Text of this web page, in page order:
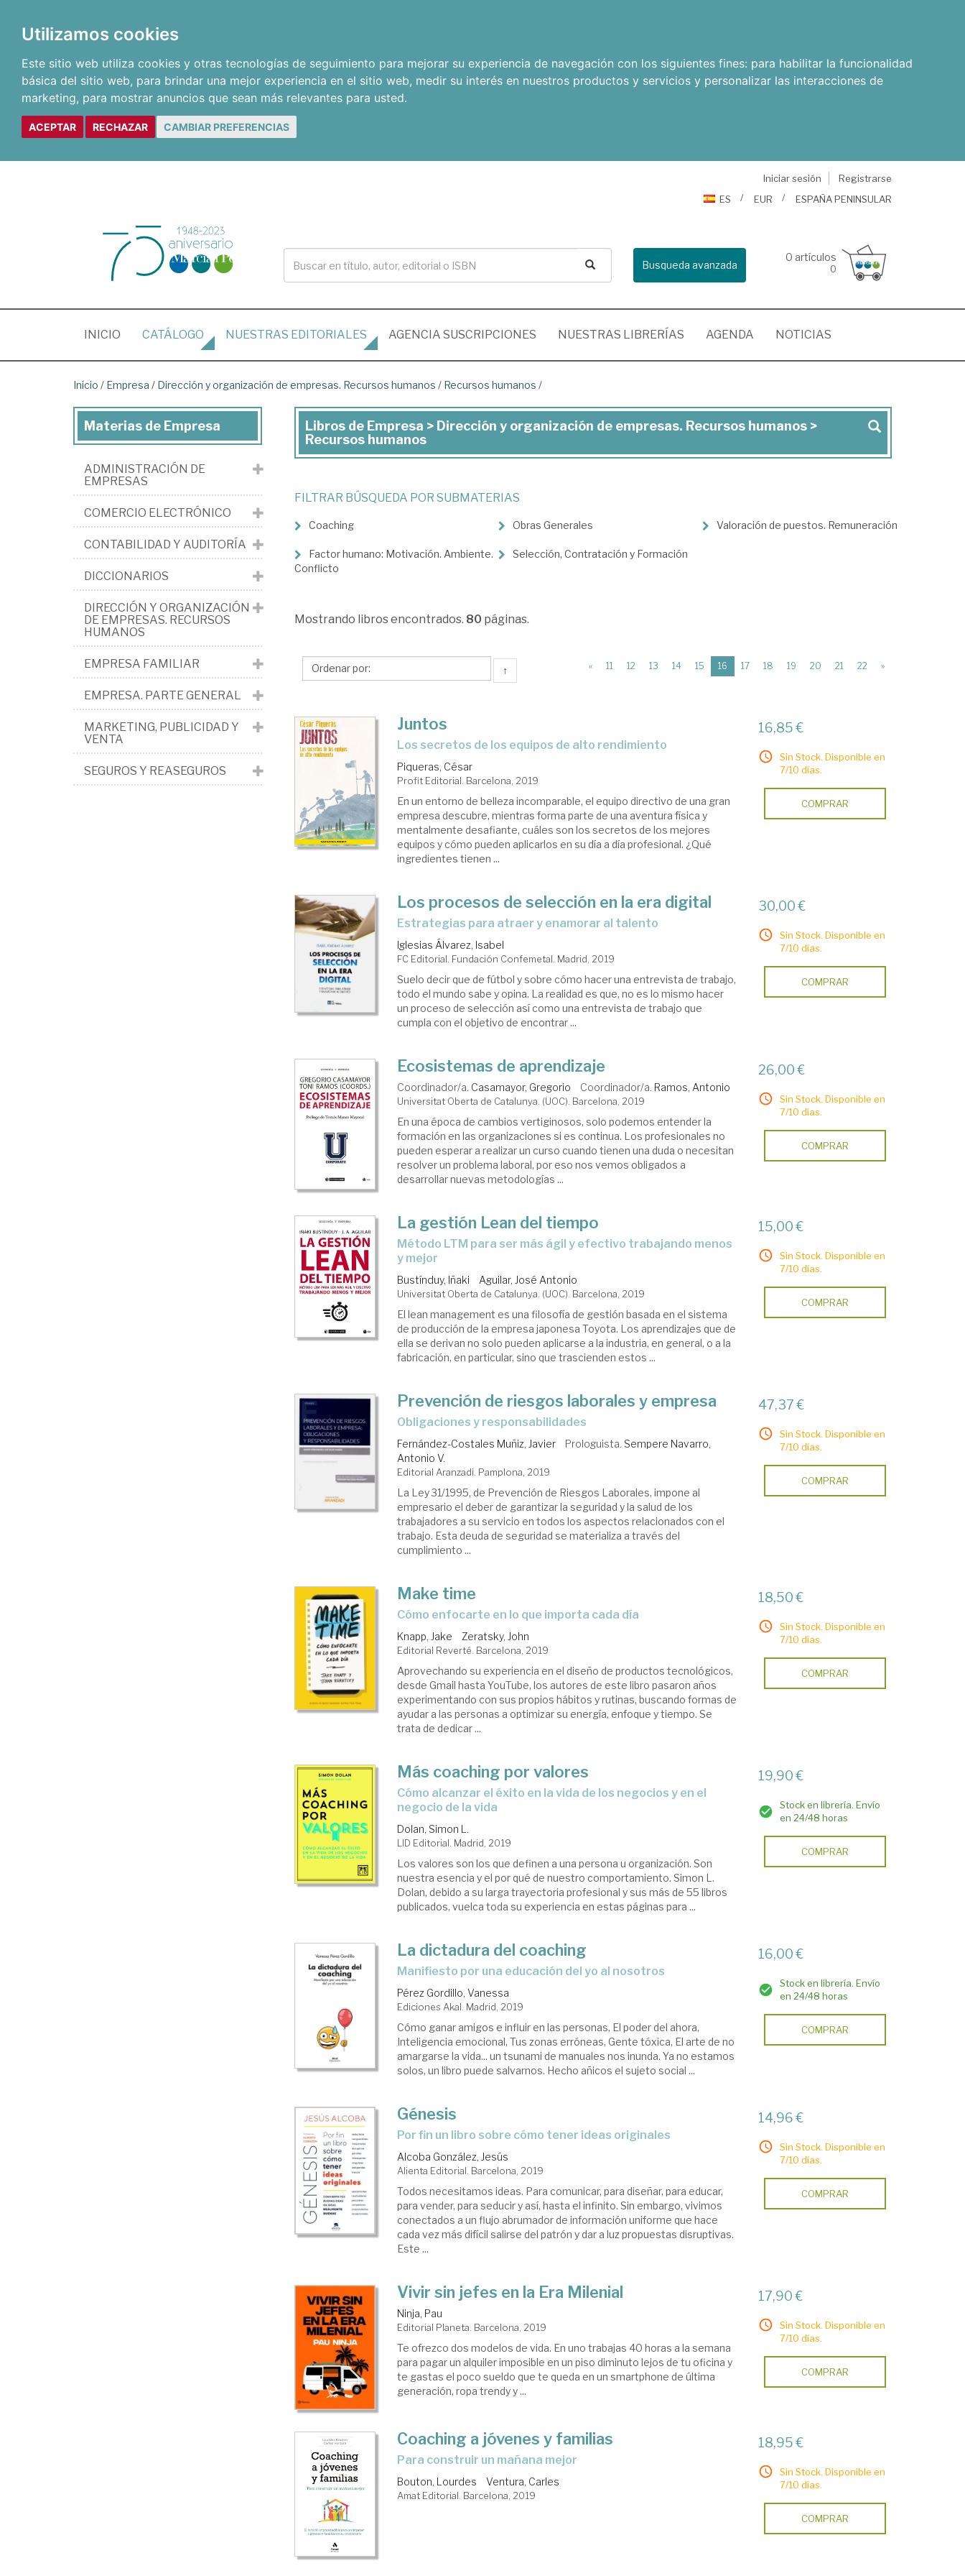
Utilizamos cookies
Este sitio web utiliza cookies y otras tecnologías de seguimiento para mejorar su experiencia de navegación con los siguientes fines: para habilitar la funcionalidad
básica del sitio web, para brindar una mejor experiencia en el sitio web, medir su interés en nuestros productos y servicios y personalizar las interacciones de
marketing, para mostrar anuncios que sean más relevantes para usted.
ACEPTAR RECHAZAR CAMBIAR PREFERENCIAS
Iniciar sesión
Registrarse
ES
EUR ESPAÑA PENINSULAR
Busqueda avanzada
0 artículos
0
INICIO (CURRENT)
CATÁLOGO NUESTRAS EDITORIALES AGENCIA SUSCRIPCIONES NUESTRAS LIBRERÍAS AGENDA NOTICIAS
Inicio / Empresa / Dirección y organización de empresas. Recursos humanos / Recursos humanos /
Libros
de
>
Dirección
organización
empresas.
humanos
>
humanos
Libros de Empresa > Dirección y organización de empresas. Recursos humanos >
Recursos humanos
FILTRAR BÚSQUEDA POR SUBMATERIAS
Coaching
Factor humano: Motivación. Ambiente.
Conflicto
Obras Generales
Selección, Contratación y Formación
Valoración de puestos. Remuneración
Mostrando libros encontrados. 80 páginas.
↑ « 11 12 13 14 15 16 (current)
17 18 19 20 21 22 »
Juntos
los secretos de los equipos de alto rendimiento
Piqueras, César
Profit Editorial. Barcelona, 2019
En un entorno de belleza incomparable, el equipo directivo de una gran
empresa descubre, mientras forma parte de una aventura física y
mentalmente desafiante, cuáles son los secretos de los mejores
equipos y cómo pueden aplicarlos en su día a día profesional. ¿Qué
ingredientes tienen ...
16,85 €
Sin Stock. Disponible en
7/10 días.
COMPRAR
Los procesos de selección en la era digital
estrategias para atraer y enamorar al talento
Iglesias Álvarez, Isabel
FC Editorial. Fundación Confemetal. Madrid, 2019
Suelo decir que de fútbol y sobre cómo hacer una entrevista de trabajo,
todo el mundo sabe y opina. La realidad es que, no es lo mismo hacer
un proceso de selección así como una entrevista de trabajo que
cumpla con el objetivo de encontrar ...
30,00 €
Sin Stock. Disponible en
7/10 días.
COMPRAR
Ecosistemas de aprendizaje
Coordinador/a. Casamayor, Gregorio Coordinador/a. Ramos, Antonio
Universitat Oberta de Catalunya. (UOC). Barcelona, 2019
En una época de cambios vertiginosos, solo podemos entender la
formación en las organizaciones si es continua. Los profesionales no
pueden esperar a realizar un curso cuando tienen una duda o necesitan
resolver un problema laboral, por eso nos vemos obligados a
desarrollar nuevas metodologías ...
26,00 €
Sin Stock. Disponible en
7/10 días.
COMPRAR
La gestión Lean del tiempo
método LTM para ser más ágil y efectivo trabajando menos
y mejor
Bustínduy, Iñaki Aguilar, José Antonio
Universitat Oberta de Catalunya. (UOC). Barcelona, 2019
El lean management es una filosofía de gestión basada en el sistema
de producción de la empresa japonesa Toyota. Los aprendizajes que de
ella se derivan no solo pueden aplicarse a la industria, en general, o a la
fabricación, en particular, sino que trascienden estos ...
15,00 €
Sin Stock. Disponible en
7/10 días.
COMPRAR
Prevención de riesgos laborales y empresa
obligaciones y responsabilidades
Fernández-Costales Muñiz, Javier Prologuista. Sempere Navarro,
Antonio V.
Editorial Aranzadi. Pamplona, 2019
La Ley 31/1995, de Prevención de Riesgos Laborales, impone al
empresario el deber de garantizar la seguridad y la salud de los
trabajadores a su servicio en todos los aspectos relacionados con el
trabajo. Esta deuda de seguridad se materializa a través del
cumplimiento ...
47,37 €
Sin Stock. Disponible en
7/10 días.
COMPRAR
Make time
cómo enfocarte en lo que importa cada día
Knapp, Jake Zeratsky, John
Editorial Reverté. Barcelona, 2019
Aprovechando su experiencia en el diseño de productos tecnológicos,
desde Gmail hasta YouTube, los autores de este libro pasaron años
experimentando con sus propios hábitos y rutinas, buscando formas de
ayudar a las personas a optimizar su energía, enfoque y tiempo. Se
trata de dedicar ...
18,50 €
Sin Stock. Disponible en
7/10 días.
COMPRAR
Más coaching por valores
cómo alcanzar el éxito en la vida de los negocios y en el
negocio de la vida
Dolan, Simon L.
LID Editorial. Madrid, 2019
Los valores son los que definen a una persona u organización. Son
nuestra esencia y el por qué de nuestro comportamiento. Simon L.
Dolan, debido a su larga trayectoria profesional y sus más de 55 libros
publicados, vuelca toda su experiencia en estas páginas para ...
19,90 €
Stock en librería. Envío
en 24/48 horas
COMPRAR
La dictadura del coaching
manifiesto por una educación del yo al nosotros
Pérez Gordillo, Vanessa
Ediciones Akal. Madrid, 2019
Cómo ganar amigos e influir en las personas, El poder del ahora,
Inteligencia emocional, Tus zonas erróneas, Gente tóxica, El arte de no
amargarse la vida... un tsunami de manuales nos inunda. Ya no estamos
solos, un libro puede salvarnos. Hecho añicos el sujeto social ...
16,00 €
Stock en librería. Envío
en 24/48 horas
COMPRAR
Génesis
por fin un libro sobre cómo tener ideas originales
Alcoba González, Jesús
Alienta Editorial. Barcelona, 2019
Todos necesitamos ideas. Para comunicar, para diseñar, para educar,
para vender, para seducir y así, hasta el infinito. Sin embargo, vivimos
conectados a un flujo abrumador de información uniforme que hace
cada vez más difícil salirse del patrón y dar a luz propuestas disruptivas.
Este ...
14,96 €
Sin Stock. Disponible en
7/10 días.
COMPRAR
Vivir sin jefes en la Era Milenial
Ninja, Pau
Editorial Planeta. Barcelona, 2019
Te ofrezco dos modelos de vida. En uno trabajas 40 horas a la semana
para pagar un alquiler imposible en un piso diminuto lejos de tu oficina y
te gastas el poco sueldo que te queda en un smartphone de última
generación, ropa trendy y ...
17,90 €
Sin Stock. Disponible en
7/10 días.
COMPRAR
Coaching a jóvenes y familias
para construir un mañana mejor
Bouton, Lourdes Ventura, Carles
Amat Editorial. Barcelona, 2019
18,95 €
Sin Stock. Disponible en
7/10 días.
COMPRAR
Materias de Empresa
ADMINISTRACIÓN DE
EMPRESAS
COMERCIO ELECTRÓNICO
CONTABILIDAD Y AUDITORÍA
DICCIONARIOS
DIRECCIÓN Y ORGANIZACIÓN
DE EMPRESAS. RECURSOS
HUMANOS
EMPRESA FAMILIAR
EMPRESA. PARTE GENERAL
MARKETING, PUBLICIDAD Y
VENTA
SEGUROS Y REASEGUROS